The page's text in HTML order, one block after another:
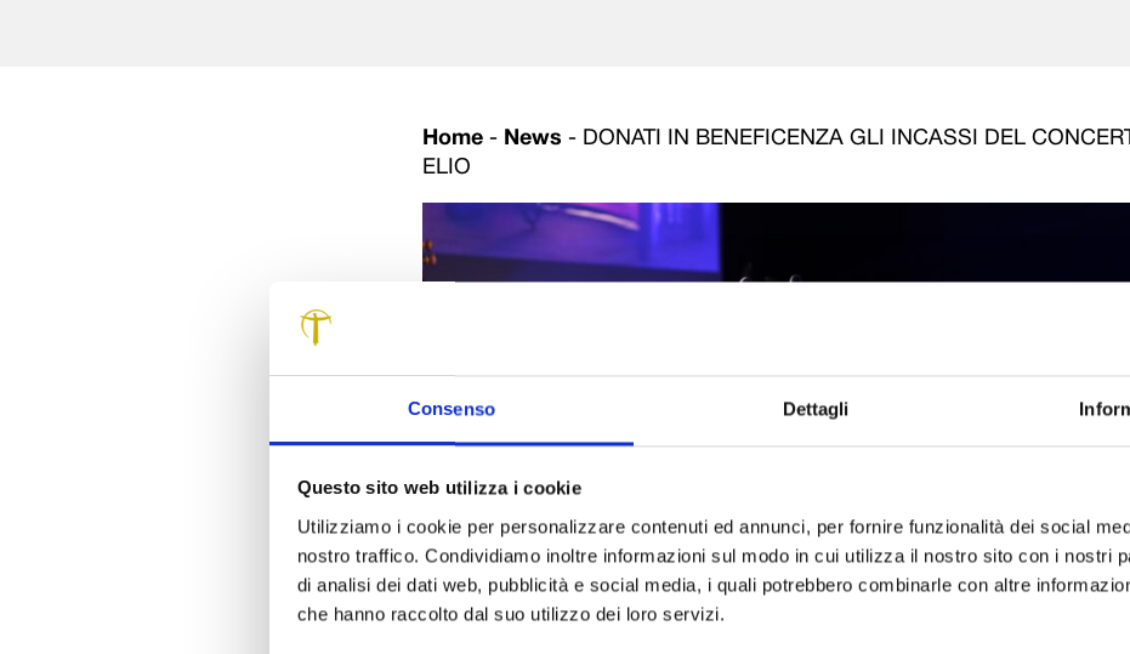
Consenso Dettagli
Questo sito web utilizza i cookie
Utilizziamo i cookie per personalizzare contenuti ed annunci, per fornire funzionalità dei social
nostro traffico. Condividiamo inoltre informazioni sul modo in cui utilizza il nostro sito con i nostri
di analisi dei dati web, pubblicità e social media, i quali potrebbero combinarle con altre
che hanno raccolto dal suo utilizzo dei loro servizi.
Home - News - DONATI IN BENEFICENZA GLI INCASSI DEL
ELIO